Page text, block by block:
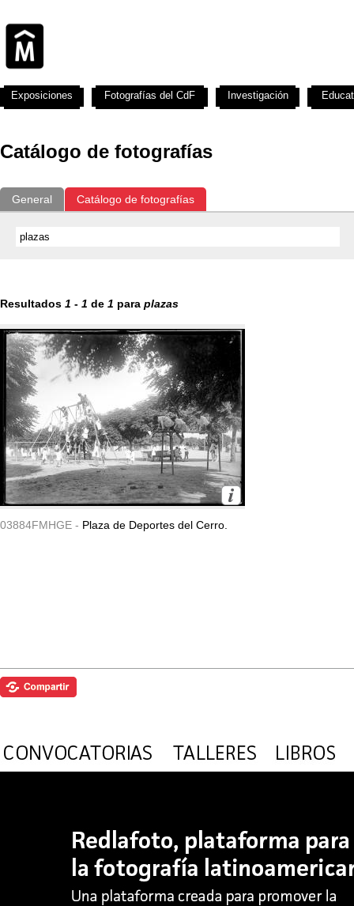
Catálogo de fotografías
General Catálogo de fotografías
Resultados 1 - 1 de 1 para plazas
03884FMHGE - Plaza de Deportes del Cerro.
Exposiciones Fotografías del CdF Investigación